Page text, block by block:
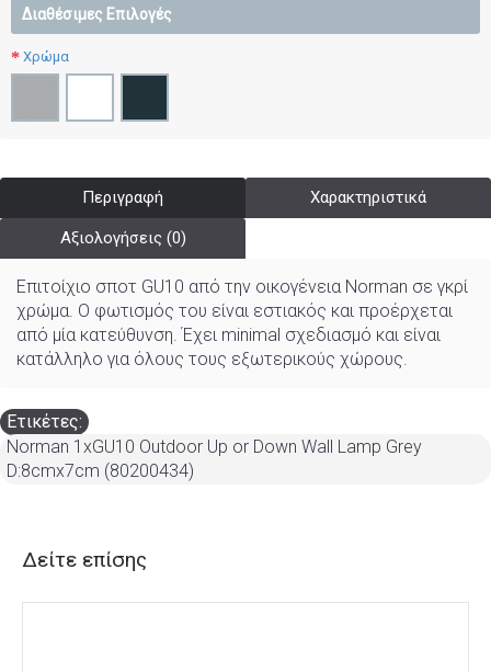
Διαθέσιμες Επιλογές
Χρώμα
Περιγραφή Χαρακτηριστικά
Αξιολογήσεις (0)
Επιτοίχιο σποτ GU10 από την οικογένεια Norman σε γκρί
χρώμα. Ο φωτισμός του είναι εστιακός και προέρχεται
από μία κατεύθυνση. Έχει minimal σχεδιασμό και είναι
κατάλληλο για όλους τους εξωτερικούς χώρους.
Ετικέτες:
Norman 1xGU10 Outdoor Up or Down Wall Lamp Grey
D:8cmx7cm (80200434)
Δείτε επίσης